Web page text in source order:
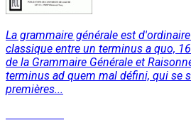
La grammaire générale est
classique entre un terminus a quo,
de la Grammaire Générale et
terminus ad quem mal défini, qui se
premières...